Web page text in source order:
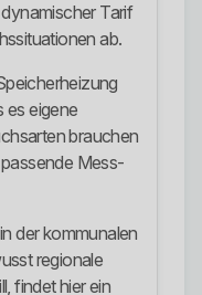
Tarif
ab.
es eigene
brauchen
Mess-
der kommunalen
regionale
findet hier ein